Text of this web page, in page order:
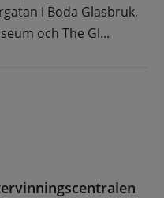
i Boda Glasbruk,
och The Gl...